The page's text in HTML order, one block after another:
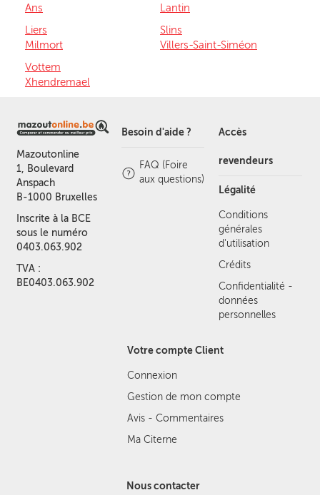
Ans
Lantin
Liers
Milmort
Slins
Villers-Saint-Siméon
Vottem
Xhendremael
Mazoutonline
1, Boulevard
Anspach
B-1000 Bruxelles
Inscrite à la BCE
sous le numéro
0403.063.902
TVA :
BE0403.063.902
Besoin d'aide ?
FAQ (Foire
aux questions)
Accès
revendeurs
Légalité
Conditions
générales
d'utilisation
Crédits
Confidentialité -
données
personnelles
Votre compte Client
Connexion
Gestion de mon compte
Avis - Commentaires
Ma Citerne
Nous contacter